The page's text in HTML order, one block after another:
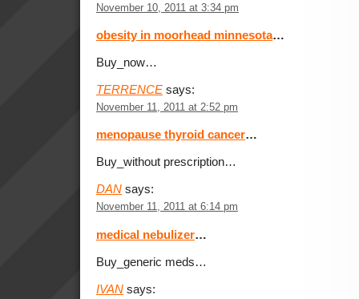
November 10, 2011 at 3:34 pm
obesity in moorhead minnesota…
Buy_now…
TERRENCE says:
November 11, 2011 at 2:52 pm
menopause thyroid cancer…
Buy_without prescription…
DAN says:
November 11, 2011 at 6:14 pm
medical nebulizer…
Buy_generic meds…
IVAN says: